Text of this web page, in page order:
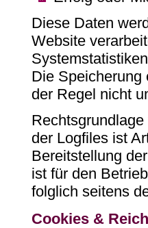
Diese Daten
Website
Die Speicherung
der Regel nicht
der Logfiles ist
Bereitstellung
ist für den
folglich seitens
Cookies &